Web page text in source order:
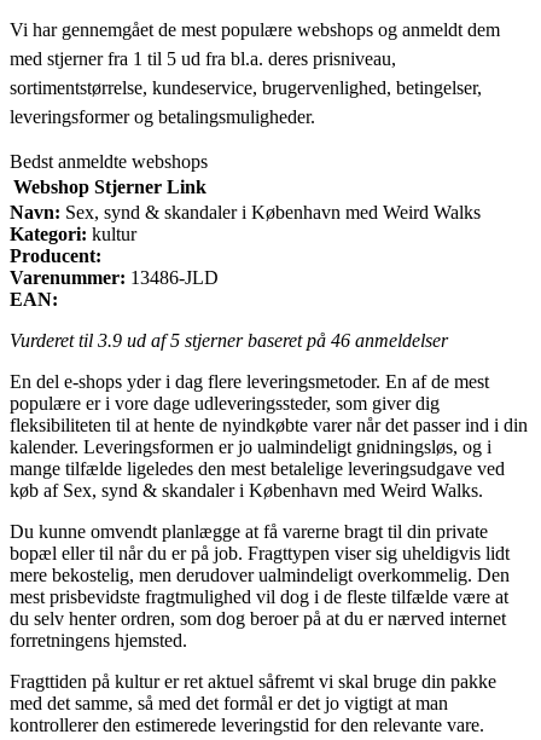
Vi har gennemgået de mest populære webshops og anmeldt dem
med stjerner fra 1 til 5 ud fra bl.a. deres prisniveau,
sortimentstørrelse, kundeservice, brugervenlighed, betingelser,
leveringsformer og betalingsmuligheder.
Bedst anmeldte webshops
Webshop Stjerner Link
Navn: Sex, synd & skandaler i København med Weird Walks
Kategori: kultur
Producent:
Varenummer: 13486-JLD
EAN:
Vurderet til 3.9 ud af 5 stjerner baseret på 46 anmeldelser
En del e-shops yder i dag flere leveringsmetoder. En af de mest
populære er i vore dage udleveringssteder, som giver dig
fleksibiliteten til at hente de nyindkøbte varer når det passer ind i din
kalender. Leveringsformen er jo ualmindeligt gnidningsløs, og i
mange tilfælde ligeledes den mest betalelige leveringsudgave ved
køb af Sex, synd & skandaler i København med Weird Walks.
Du kunne omvendt planlægge at få varerne bragt til din private
bopæl eller til når du er på job. Fragttypen viser sig uheldigvis lidt
mere bekostelig, men derudover ualmindeligt overkommelig. Den
mest prisbevidste fragtmulighed vil dog i de fleste tilfælde være at
du selv henter ordren, som dog beroer på at du er nærved internet
forretningens hjemsted.
Fragttiden på kultur er ret aktuel såfremt vi skal bruge din pakke
med det samme, så med det formål er det jo vigtigt at man
kontrollerer den estimerede leveringstid for den relevante vare.